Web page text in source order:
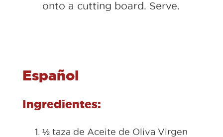
onto a cutting board. Serve.
Español
Ingredientes:
½ taza de Aceite de Oliva Virgen